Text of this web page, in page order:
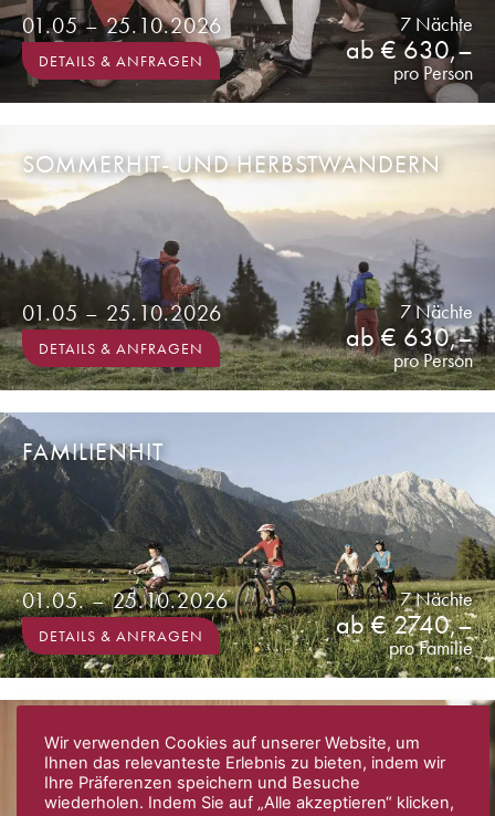
pro Person
ab € 630,–
7 Nächte
DETAILS & ANFRAGEN
01.05 – 25.10.2026
pro Person
ab € 630,–
7 Nächte
DETAILS & ANFRAGEN
01.05 – 25.10.2026
SOMMERHIT- UND HERBSTWANDERN
pro Familie
ab € 2740,–
7 Nächte
DETAILS & ANFRAGEN
01.05. – 25.10.2026
FAMILIENHIT
STAMMGÄSTEWOCHE
Wir verwenden Cookies auf unserer Website, um
Ihnen das relevanteste Erlebnis zu bieten, indem wir
Ihre Präferenzen speichern und Besuche
wiederholen. Indem Sie auf „Alle akzeptieren“ klicken,